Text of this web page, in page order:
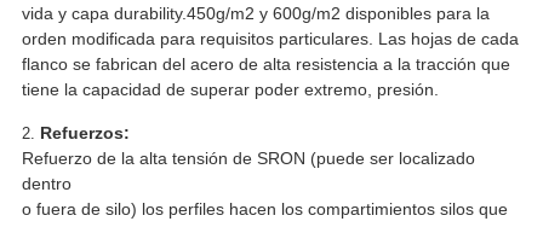
vida y capa durability.450g/m2 y 600g/m2 disponibles para la
orden modificada para requisitos particulares. Las hojas de cada
flanco se fabrican del acero de alta resistencia a la tracción que
tiene la capacidad de superar poder extremo, presión.
2. Refuerzos:
Refuerzo de la alta tensión de SRON (puede ser localizado
dentro
o fuera de silo) los perfiles hacen los compartimientos silos que